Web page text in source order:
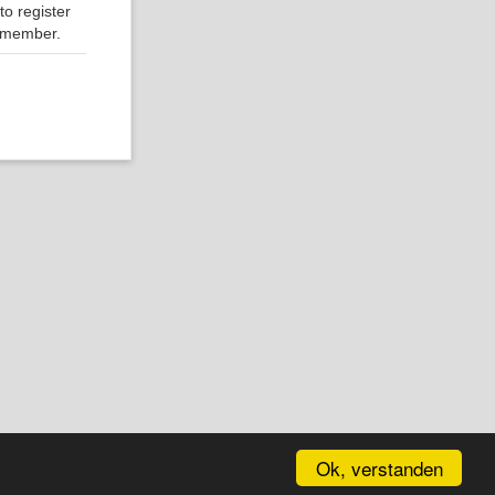
Ok, verstanden
register